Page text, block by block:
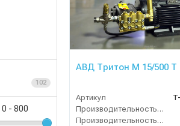
102
0 - 800
АВД Тритон M 15/500 T
Артикул
Производительность (л/мин)
Производительность (л/ч)